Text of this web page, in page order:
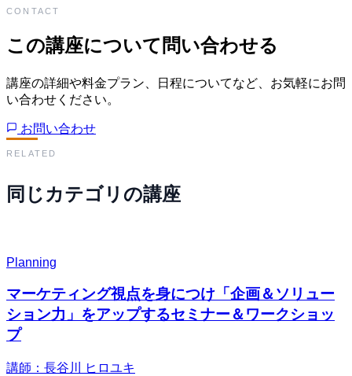
CONTACT
この講座について問い合わせる
講座の詳細や料金プラン、日程についてなど、お気軽にお問
い合わせください。
お問い合わせ
RELATED
同じカテゴリの講座
Planning
マーケティング視点を身につけ「企画＆ソリュー
ション力」をアップするセミナー＆ワークショッ
プ
講師：長谷川 ヒロユキ